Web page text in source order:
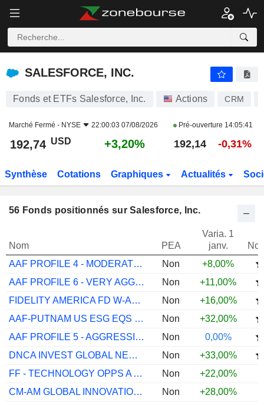
SALESFORCE, INC.
SALESFORCE, INC.
Fonds et ETFs Salesforce, Inc. Actions CRM
Marché Fermé - NYSE 22:00:03 07/08/2026 Pré-ouverture 14:05:41
192,74 USD +3,20% 192,14 -0,31%
Synthèse Cotations Graphiques Actualités
56 Fonds positionnés sur Salesforce, Inc.
Nom PEA
Varia. 1
janv.
AAF PROFILE 4 - MODERATELY AGRSV R E ...
Non
+8,00%
AAF PROFILE 6 - VERY AGGRESSIVE R EURCAP
Non
+11,00%
FIDELITY AMERICA FD W-ACC
Non
+16,00%
AAF-PUTNAM US ESG EQS IEUR
Non
+32,00%
AAF PROFILE 5 - AGGRESSIVE A2 EUR CAP
Non
0,00%
DNCA INVEST GLOBAL NEW WORLD SI EUR
Non
+33,00%
FF - TECHNOLOGY OPPS A ACC EUR
Non
+22,00%
CM-AM GLOBAL INNOVATION RC
Non
+28,00%